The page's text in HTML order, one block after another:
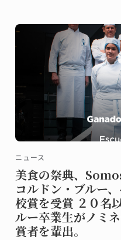
ニュース
美食の祭典、
コルドン・ブルー
校賞を受賞 ２０名
ルー卒業生がノミ
賞者を輩出。